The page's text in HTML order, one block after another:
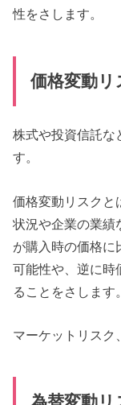
性をさします。
価格変動リ
株式や投資信託な
す。
価格変動リスクと
状況や企業の業績
が購入時の価格に
可能性や、逆に時
ることをさします。
マーケットリスク